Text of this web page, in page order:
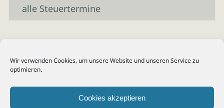
Wir verwenden Cookies, um unsere Website und unseren Service zu
optimieren.
Cookies akzeptieren
alle Steuertermine